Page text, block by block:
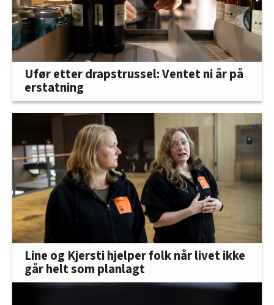
Ufør etter drapstrussel: Ventet ni år på
erstatning
Line og Kjersti hjelper folk når livet ikke
går helt som planlagt